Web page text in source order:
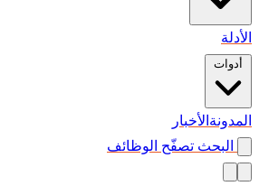
الأدلة
أدوات
المدونة الأخبار
البحث تصفّح الوظائف